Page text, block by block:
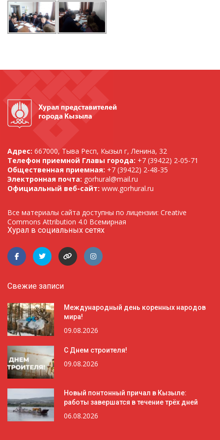
Адрес: 667000, Тыва Респ, Кызыл г, Ленина, 32
Телефон приемной Главы города: +7 (39422) 2-05-71
Общественная приемная: +7 (39422) 2-48-35
Электронная почта: gorhural@mail.ru
Официальный веб-сайт: www.gorhural.ru
Все материалы сайта доступны по лицензии: Creative
Commons Attribution 4.0 Всемирная
Хурал в социальных сетях
Свежие записи
Международный день коренных народов
мира!
09.08.2026
С Днем строителя!
09.08.2026
Новый понтонный причал в Кызыле:
работы завершатся в течение трёх дней
06.08.2026